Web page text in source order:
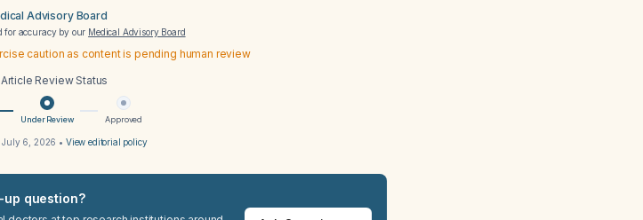
Advisory Board
for accuracy by our Medical Advisory Board
caution as content is pending human review
Article Review Status
Under Review Approved
July 6, 2026 • View editorial policy
up question?